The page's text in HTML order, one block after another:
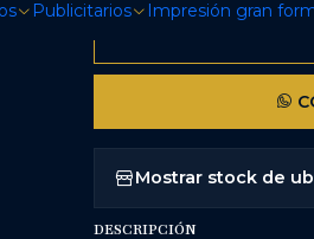
Publicitarios Impresión gran
Mostrar stock de
DESCRIPCIÓN